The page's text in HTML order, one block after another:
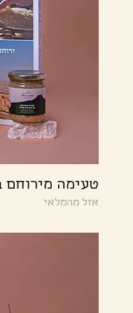
טעימה מירוחם
אזל מהמלאי